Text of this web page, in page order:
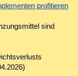
profitieren
sind